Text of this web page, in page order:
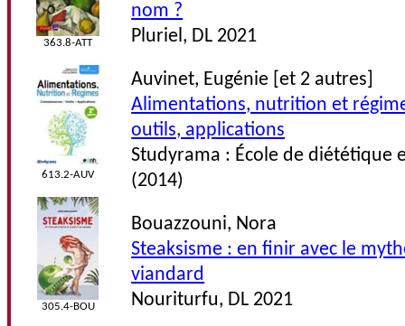
363.8-ATT
nom ?
Pluriel, DL 2021
613.2-AUV
Auvinet, Eugénie [et 2 autres]
Alimentations, nutrition et
outils, applications
Studyrama : École de
(2014)
305.4-BOU
Bouazzouni, Nora
Steaksisme : en finir avec le
viandard
Nouriturfu, DL 2021